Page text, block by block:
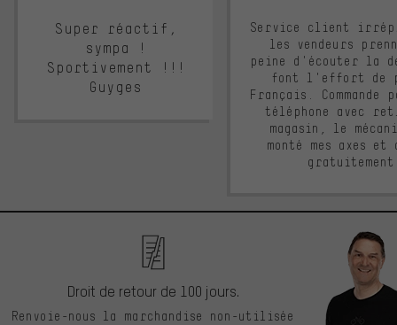
Super réactif,
sympa !
Sportivement !!!
Guyges
Service client
les vendeurs
peine d'écouter la
font l'effort de
Français. Commande
téléphone avec
magasin, le
monté mes axes et
Droit de retour de 100 jours.
Renvoie-nous la marchandise non-utilisée